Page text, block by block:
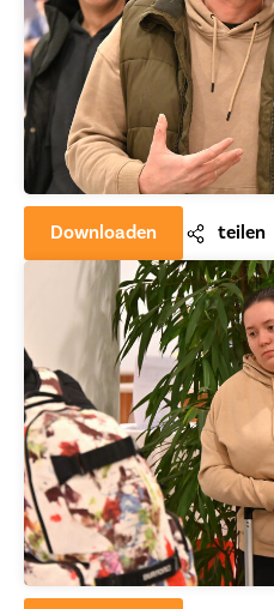
Downloaden teilen